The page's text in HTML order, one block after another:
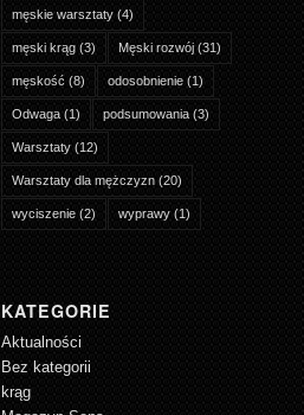
męskie warsztaty (4)
męski krąg (3) Męski rozwój (31)
męskość (8) odosobnienie (1)
Odwaga (1) podsumowania (3)
Warsztaty (12)
Warsztaty dla mężczyzn (20)
wyciszenie (2) wyprawy (1)
KATEGORIE
Aktualności
Bez kategorii
krąg